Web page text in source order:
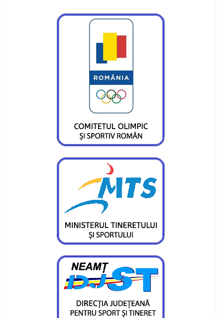
Gabriel Stan, câștigător la o categorie de vârstă
mai mare
Medalii și confirmări la concursurile
internaționale pentru CS Ceahlăul
Campionatul Național pe ergometru - Deva
Obiective reușite la București și Craiova
Sfârșit de săptămână cu finală de campionat
național la juniori III
Atleții de la CS Ceahlăul au fost medaliați la
Bacău
flotila Ceahlaului
Pietrenii au fost campioni la Targu-Mures
Campionatul Național de Karate Traditional
Fudokan
Valentin Gavril a fost ales vicepresedinte al